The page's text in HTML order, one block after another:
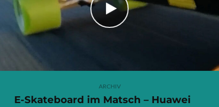
ARCHIV
E-Skateboard im Matsch – Huawei